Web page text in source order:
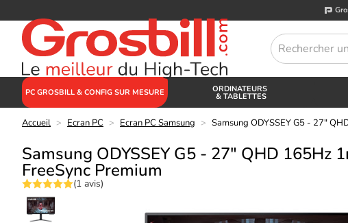
PC GROSBILL & CONFIG SUR MESURE ORDINATEURS
& TABLETTES
Accueil > Ecran PC > Ecran PC Samsung > Samsung ODYSSEY G5 - 27"
Samsung ODYSSEY G5 - 27" QHD 165Hz
FreeSync Premium
(1 avis)